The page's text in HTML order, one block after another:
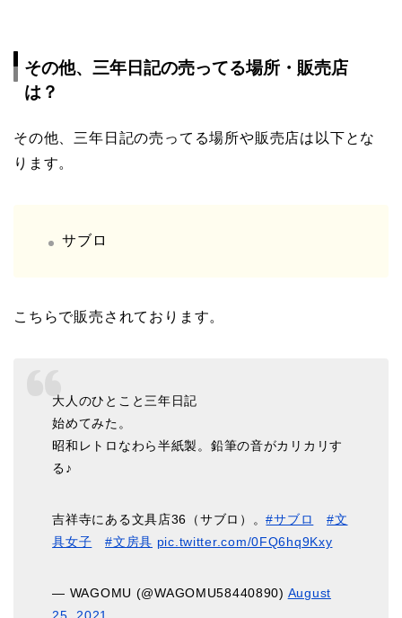
その他、三年日記の売ってる場所・販売店
は？
その他、三年日記の売ってる場所や販売店は以下とな
ります。
サブロ
こちらで販売されております。
大人のひとこと三年日記
始めてみた。
昭和レトロなわら半紙製。鉛筆の音がカリカリす
る♪
吉祥寺にある文具店36（サブロ）。#サブロ
#文
具女子
#文房具 pic.twitter.com/0FQ6hq9Kxy
— WAGOMU (@WAGOMU58440890) August
25, 2021